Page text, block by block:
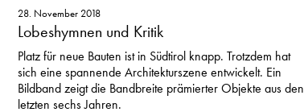
28. November 2018
Lobeshymnen und Kritik
Platz für neue Bauten ist in Südtirol knapp. Trotzdem hat
sich eine spannende Architekturszene entwickelt. Ein
Bildband zeigt die Bandbreite prämierter Objekte aus den
letzten sechs Jahren.